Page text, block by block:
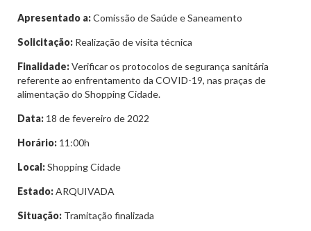
Apresentado a:Comissão de Saúde e Saneamento
Solicitação: Realização de visita técnica
Finalidade:Verificar os protocolos de segurança sanitária
referente ao enfrentamento da COVID-19, nas praças de
alimentação do Shopping Cidade.
Data: 18 de fevereiro de 2022
Horário: 11:00h
Local:Shopping Cidade
Estado:ARQUIVADA
Situação: Tramitação finalizada